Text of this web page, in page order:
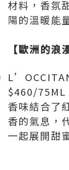
材料，香氛
陽的溫暖能
【歐洲的浪
$460/75ML
香味結合了
香的氣息，
一起展開甜